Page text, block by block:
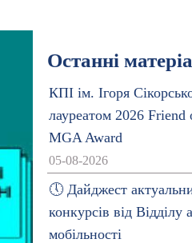
Останні
КПІ ім. Ігоря
лауреатом 2026 Friend
MGA Award
05-08-2026
🕔 Дайджест
конкурсів від Відділу
мобільності